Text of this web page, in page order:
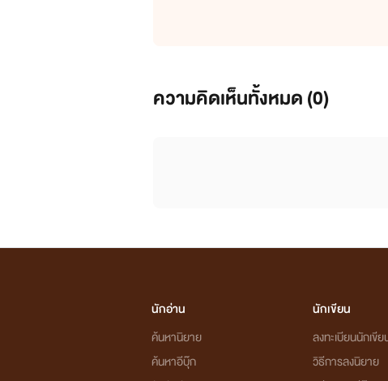
ความคิดเห็นทั้งหมด (0)
นักอ่าน
ค้นหานิยาย
ค้นหาอีบุ๊ก
นักเขียน
ลงทะเบียนนักเขีย
วิธีการลงนิยาย